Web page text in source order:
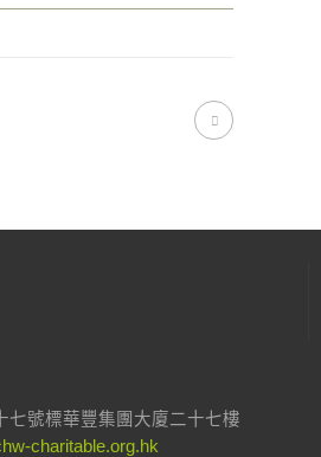
七號標華豐集團大廈二十七樓
charitable.org.hk